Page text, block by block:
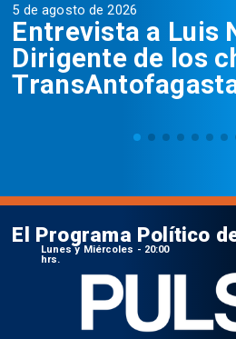
5 de agosto de 2026
Entrevista a Luis
Dirigente de los
El Programa Político
Lunes y Miércoles - 20:00
hrs.